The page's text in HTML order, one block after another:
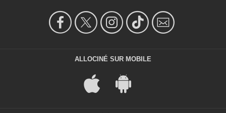
ALLOCINÉ SUR MOBILE